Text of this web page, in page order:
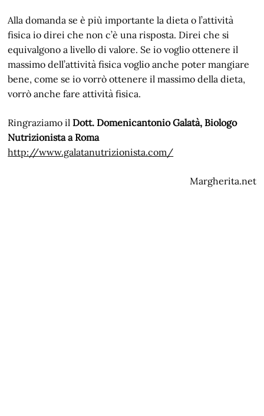
Alla domanda se è più importante la dieta o l’attività
fisica io direi che non c’è una risposta. Direi che si
equivalgono a livello di valore. Se io voglio ottenere il
massimo dell’attività fisica voglio anche poter mangiare
bene, come se io vorrò ottenere il massimo della dieta,
vorrò anche fare attività fisica.
Ringraziamo ilDott. Domenicantonio Galatà, Biologo
Nutrizionista a Roma
http://www.galatanutrizionista.com/
Margherita.net